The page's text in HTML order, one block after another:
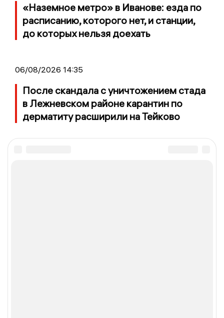
«Наземное метро» в Иванове: езда по
расписанию, которого нет, и станции,
до которых нельзя доехать
06/08/2026 14:35
После скандала с уничтожением стада
в Лежневском районе карантин по
дерматиту расширили на Тейково